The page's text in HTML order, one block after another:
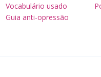
Vocabulário usado
Guia anti-opressão